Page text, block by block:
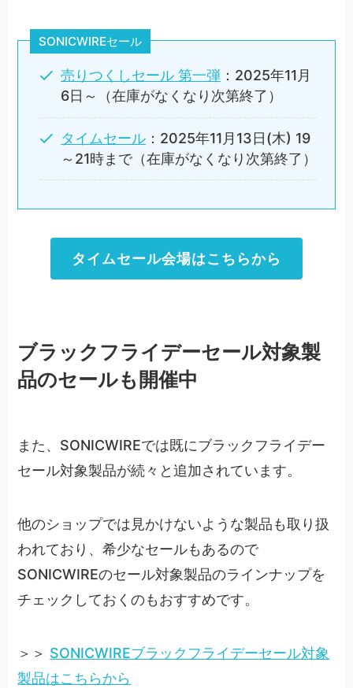
SONICWIREセール
売りつくしセール 第一弾 ：2025年11月
6日～（在庫がなくなり次第終了）
タイムセール ：2025年11月13日(木) 19
～21時まで（在庫がなくなり次第終了）
タイムセール会場はこちらから
ブラックフライデーセール対象製
品のセールも開催中
また、SONICWIREでは既にブラックフライデー
セール対象製品が続々と追加されています。
他のショップでは見かけないような製品も取り扱
われており、希少なセールもあるので
SONICWIREのセール対象製品のラインナップを
チェックしておくのもおすすめです。
＞＞ SONICWIREブラックフライデーセール対象
製品はこちらから